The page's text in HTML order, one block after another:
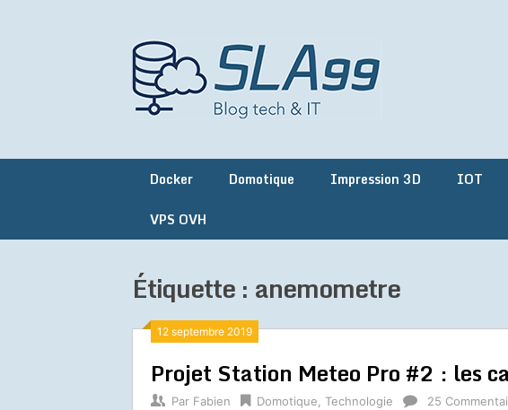
Docker Domotique Impression 3D IOT
VPS OVH
Étiquette : anemometre
12 septembre 2019
Projet Station Meteo Pro #2 : les
Par Fabien Domotique Technologie 25